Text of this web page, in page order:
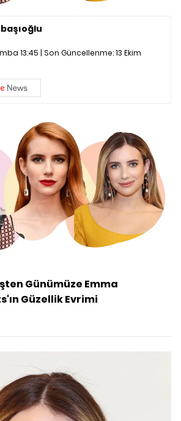
13:45 | Son Güncellenme:13 Ekim
Günümüze Emma
Güzellik Evrimi